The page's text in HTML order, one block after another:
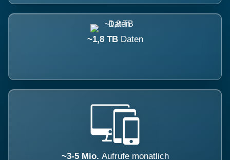
~1,8 TB Daten
~3-5 Mio. Aufrufe monatlich